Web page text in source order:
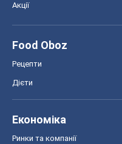
Акції
Food Oboz
Рецепти
Дієти
Економіка
Ринки та компанії